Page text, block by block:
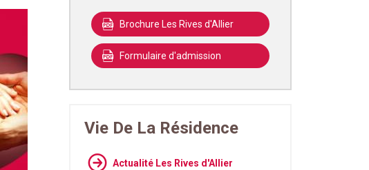
Brochure Les Rives d'Allier
Formulaire d'admission
Vie De La Résidence
Actualité Les Rives d'Allier